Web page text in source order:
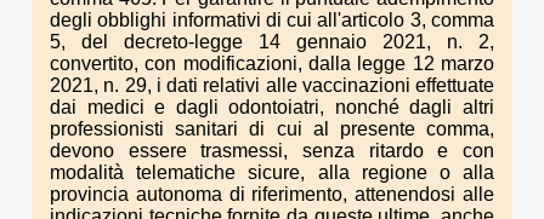
degli obblighi informativi di cui all'articolo 3, comma
5, del decreto-legge 14 gennaio 2021, n. 2,
convertito, con modificazioni, dalla legge 12 marzo
2021, n. 29, i dati relativi alle vaccinazioni effettuate
dai medici e dagli odontoiatri, nonché dagli altri
professionisti sanitari di cui al presente comma,
devono essere trasmessi, senza ritardo e con
modalità telematiche sicure, alla regione o alla
provincia autonoma di riferimento, attenendosi alle